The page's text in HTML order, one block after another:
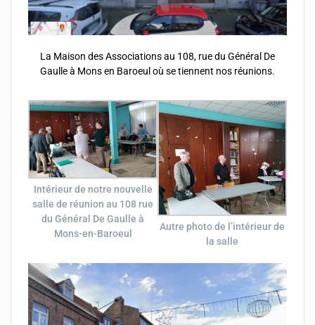
La Maison des Associations au 108, rue du Général De
Gaulle à Mons en Baroeul où se tiennent nos réunions.
Intérieur de notre nouvelle
salle de réunion au 108 rue
du Général De Gaulle à
Mons-en-Baroeul
Autre photo de l’intérieur de
la salle